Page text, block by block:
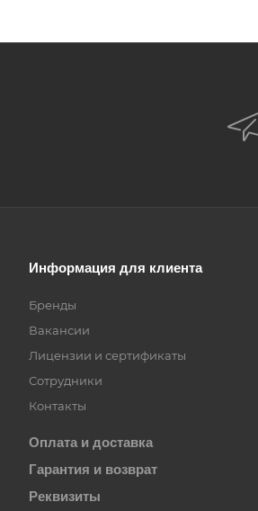
Информация для клиента
Бренды
Вакансии
Лицензии и сертификаты
Сотрудники
Контакты
Оплата и доставка
Гарантия и возврат
Реквизиты